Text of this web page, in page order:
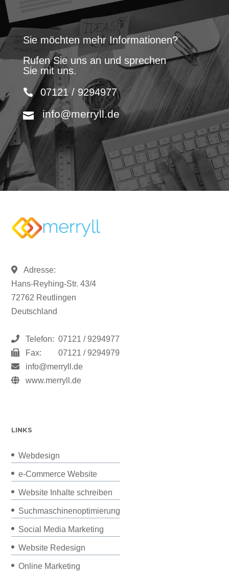
Sie möchten mehr Informationen?
Rufen Sie uns an und sprechen
Sie mit uns.
07121 / 9294977
info@merryll.de
Adresse:
Hans-Reyhing-Str. 43/4
72762 Reutlingen
Deutschland
Telefon: 07121 / 9294977
Fax:
07121 / 9294979
info@merryll.de
www.merryll.de
LINKS
Webdesign
e-Commerce Website
Website Inhalte schreiben
Suchmaschinenoptimierung
Social Media Marketing
Website Redesign
Online Marketing